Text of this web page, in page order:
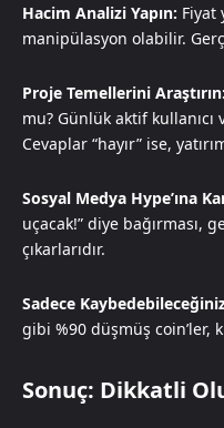
Hacim Analizi Yapın: Fiyat
manipülasyon olabilir.
Proje Temellerini Araştırın:
mu? Günlük aktif kullanıcı
Cevaplar “hayır” ise,
Sosyal Medya Hype’ına
uçacak!” diye bağırması,
çıkarlarıdır.
Sadece
gibi %90 düşmüş coin’ler,
Sonuç: Dikkatli